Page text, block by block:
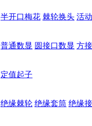
半开口梅花 棘轮换头 活
普通数显 圆接口数显 方
定值起子
绝缘棘轮 绝缘套筒 绝缘